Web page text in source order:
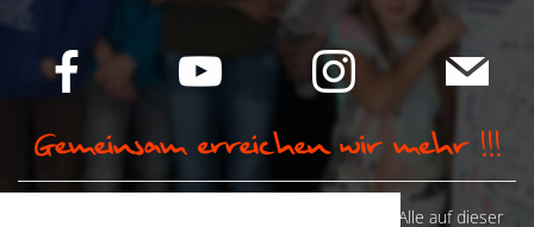
© Camp Stahl e.V. 2026 alle Rechte vorbehalten: Alle auf dieser